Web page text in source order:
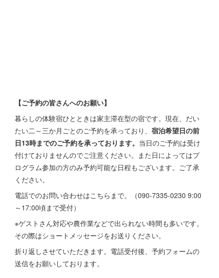
【ご予約の皆さんへのお願い】
暮らしの体験宿ひとときは家主滞在型の宿です。現在、だい
たい二～三か月ごとのご予約を承っており、 宿泊希望日の前
日13時までのご予約を承っております。 当日のご予約は受け
付けておりませんのでご注意ください。また日によってはプ
ログラム参加の方のみ予約可能な日程もございます。ご了承
ください。
電話でのお問い合わせはこちらまで。（090-7335-0230 9:00
～17:00頃まで受付）
※ゲストさん対応や農作業などで出られない時間も多いです。
その際はショートメッセージをお送りください。
折り返しさせていただきます。電話受付後、予約フォームの
送信をお願いしております。